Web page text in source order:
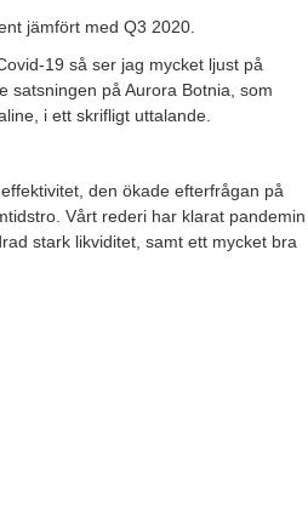
jämfört med Q3 2020.
19 så ser jag mycket ljust på
satsningen på Aurora Botnia, som
i ett skrifligt uttalande.
den ökade efterfrågan på
Vårt rederi har klarat pandemin
stark likviditet, samt ett mycket bra